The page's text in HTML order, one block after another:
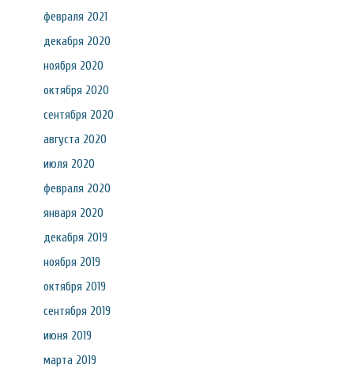
февраля 2021
декабря 2020
ноября 2020
октября 2020
сентября 2020
августа 2020
июля 2020
февраля 2020
января 2020
декабря 2019
ноября 2019
октября 2019
сентября 2019
июня 2019
марта 2019